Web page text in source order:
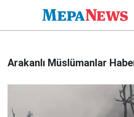
Arakanlı Müslümanlar